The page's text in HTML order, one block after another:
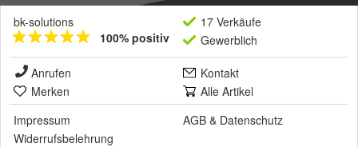
bk-solutions
100% positiv
17 Verkäufe
Gewerblich
Anrufen
Kontakt
Merken
Alle Artikel
Impressum
AGB & Datenschutz
Widerrufsbelehrung